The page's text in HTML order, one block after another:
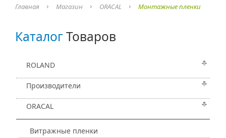
Главная Магазин ORACAL Монтажные пленки
КаталогТоваров
ROLAND
Производители
ORACAL
Витражные пленки